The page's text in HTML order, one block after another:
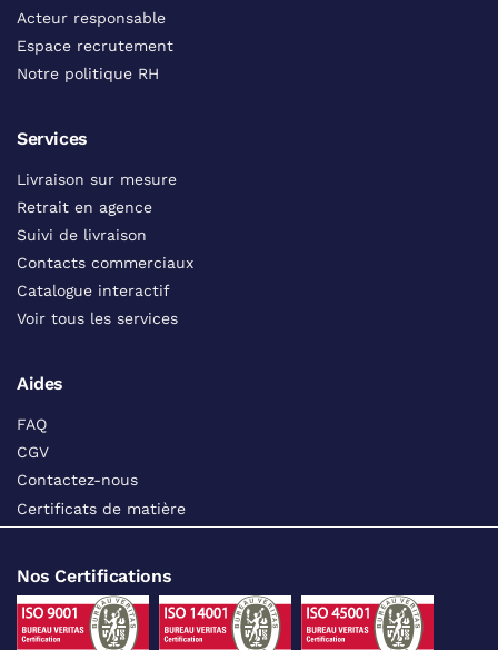
Acteur responsable
Espace recrutement
Notre politique RH
Services
Livraison sur mesure
Retrait en agence
Suivi de livraison
Contacts commerciaux
Catalogue interactif
Voir tous les services
Aides
FAQ
CGV
Contactez-nous
Certificats de matière
Nos Certifications